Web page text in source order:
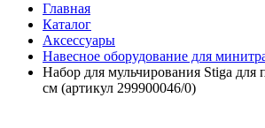
Главная
Каталог
Аксессуары
Навесное оборудование для
Набор для мульчирования Stiga
cм (артикул 299900046/0)